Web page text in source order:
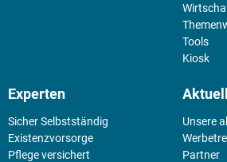
Tools
Kiosk
Experten
Sicher Selbstständig
Existenz­vorsorge
Pflege versichert
Unsere
Partner